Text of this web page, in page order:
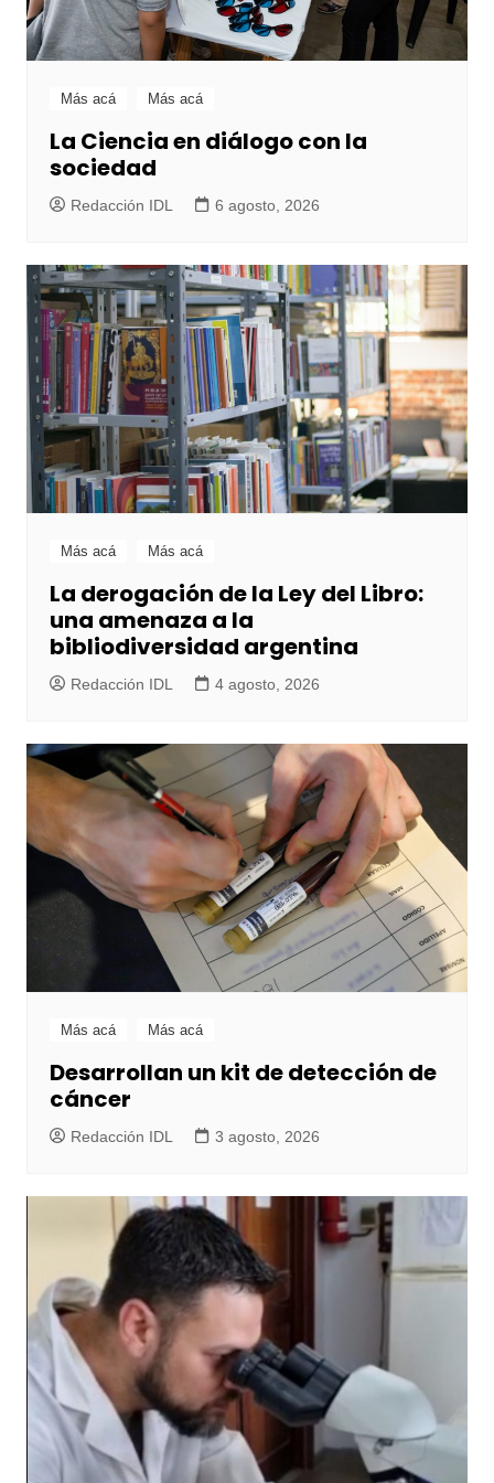
Más acá Más acá
La Ciencia en diálogo con la
sociedad
Redacción IDL 6 agosto, 2026
Más acá Más acá
La derogación de la Ley del Libro:
una amenaza a la
bibliodiversidad argentina
Redacción IDL 4 agosto, 2026
Más acá Más acá
Desarrollan un kit de detección de
cáncer
Redacción IDL 3 agosto, 2026